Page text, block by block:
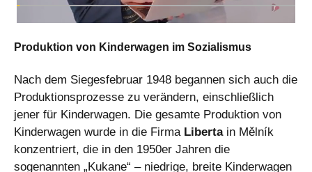
Produktion von Kinderwagen im Sozialismus
Nach dem Siegesfebruar 1948 begannen sich auch die
Produktionsprozesse zu verändern, einschließlich
jener für Kinderwagen. Die gesamte Produktion von
Kinderwagen wurde in die Firma Libertain Mělník
konzentriert, die in den 1950er Jahren die
sogenannten „Kukane“ – niedrige, breite Kinderwagen